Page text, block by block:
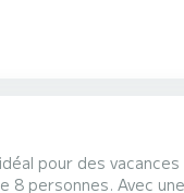
pour des